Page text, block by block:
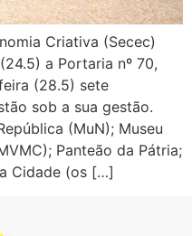
Criativa (Secec)
a Portaria nº 70,
(28.5) sete
sob a sua gestão.
(MuN); Museu
Panteão da Pátria;
Cidade (os […]